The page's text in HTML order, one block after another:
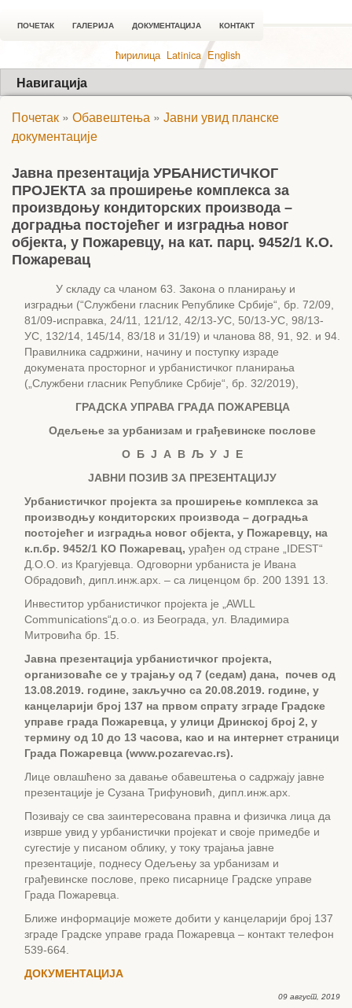
ПОЧЕТАК ГАЛЕРИЈА ДОКУМЕНТАЦИЈА КОНТАКТ
ћирилица Latinica English
Навигација
Почетак » Обавештења » Јавни увид планске
документације
Јавна презентација УРБАНИСТИЧКОГ
ПРОЈЕКТА за проширење комплекса за
произвдоњу кондиторских производа –
доградња постојећег и изградња новог
објекта, у Пожаревцу, на кат. парц. 9452/1 К.О.
Пожаревац
У складу са чланом 63. Закона о планирању и
изградњи (“Службени гласник Републике Србије“, бр. 72/09,
81/09-исправка, 24/11, 121/12, 42/13-УС, 50/13-УС, 98/13-
УС, 132/14, 145/14, 83/18 и 31/19) и чланова 88, 91, 92. и 94.
Правилника садржини, начину и поступку израде
докумената просторног и урбанистичког планирања
(„Службени гласник Републике Србије“, бр. 32/2019),
ГРАДСКА УПРАВА ГРАДА ПОЖАРЕВЦА
Одељење за урбанизам и грађевинске послове
О Б Ј А В Љ У Ј Е
ЈАВНИ ПОЗИВ ЗА ПРЕЗЕНТАЦИЈУ
Урбанистичког пројекта за проширење комплекса за
производњу кондиторских производа – доградња
постојећег и изградња новог објекта, у Пожаревцу, на
к.п.бр. 9452/1 КО Пожаревац, урађен од стране „IDEST“
Д.О.О. из Крагујевца. Одговорни урбаниста је Ивана
Обрадовић, дипл.инж.арх. – са лиценцом бр. 200 1391 13.
Инвеститор урбанистичког пројекта је „AWLL
Communications“д.о.о. из Београда, ул. Владимира
Митровића бр. 15.
Јавна презентација урбанистичког пројекта,
организоваће се у трајању од 7 (седам) дана,
почев од
13.08.2019. године, закључно са 20.08.2019. године, у
канцеларији број 137 на првом спрату зграде Градске
управе града Пожаревца, у улици Дринској број 2, у
термину од 10 до 13 часова, као и на интернет страници
Града Пожаревца (www.pozarevac.rs).
Лице овлашћено за давање обавештења о садржају јавне
презентације је Сузана Трифуновић, дипл.инж.арх.
Позивају се сва заинтересована правна и физичка лица да
изврше увид у урбанистички пројекат и своје примедбе и
сугестије у писаном облику, у току трајања јавне
презентације, поднесу Одељењу за урбанизам и
грађевинске послове, преко писарнице Градске управе
Града Пожаревца.
Ближе информације можете добити у канцеларији број 137
зграде Градске управе града Пожаревца – контакт телефон
539-664.
ДОКУМЕНТАЦИЈА
09 август, 2019